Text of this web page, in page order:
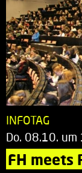
INFOTAG
Do. 08.10.
FH meets